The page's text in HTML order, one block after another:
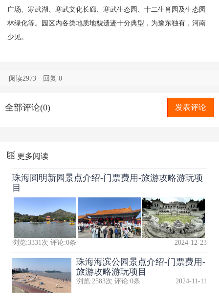
广场、寒武湖、寒武文化长廊、寒武生态园、十二生肖园及生态园
林绿化等。园区内各类地质地貌遗迹十分典型，为豫东独有，河南
少见。
阅读2973 回复0
全部评论(0) 发表评论
更多阅读
珠海圆明新园景点介绍-门票费用-旅游攻略游玩项
目
浏览:3331次 评论:0条 2024-12-23
珠海海滨公园景点介绍-门票费用-
旅游攻略游玩项目
浏览:2583次 评论:0条 2024-11-11